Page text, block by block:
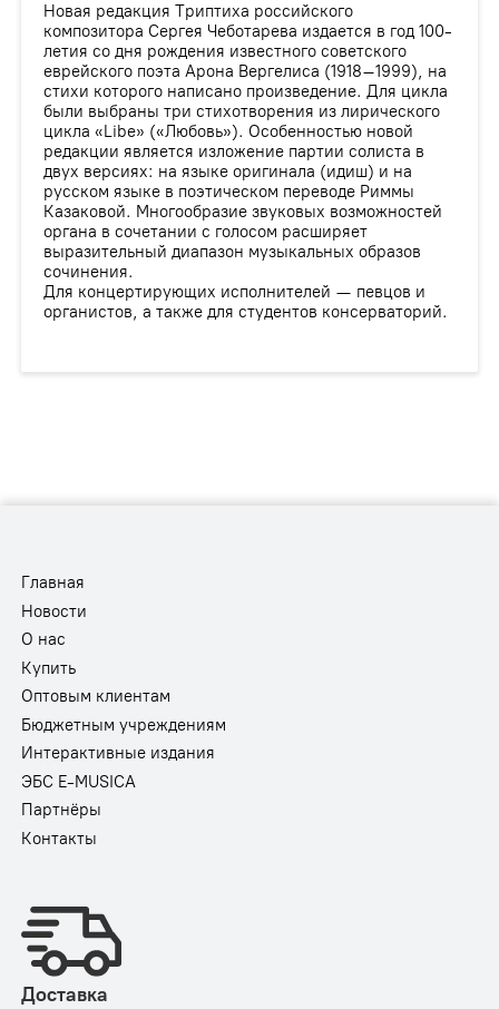
Новая редакция Триптиха российского
композитора Сергея Чеботарева издается в год 100-
летия со дня рождения известного советского
еврейского поэта Арона Вергелиса (1918–1999), на
стихи которого написано произведение. Для цикла
были выбраны три стихотворения из лирического
цикла «Libe» («Любовь»). Особенностью новой
редакции является изложение партии солиста в
двух версиях: на языке оригинала (идиш) и на
русском языке в поэтическом переводе Риммы
Казаковой. Многообразие звуковых возможностей
органа в сочетании с голосом расширяет
выразительный диапазон музыкальных образов
сочинения.
Для концертирующих исполнителей — певцов и
органистов, а также для студентов консерваторий.
Главная
Новости
О нас
Купить
Оптовым клиентам
Бюджетным учреждениям
Интерактивные издания
ЭБС E-MUSICA
Партнёры
Контакты
Доставка